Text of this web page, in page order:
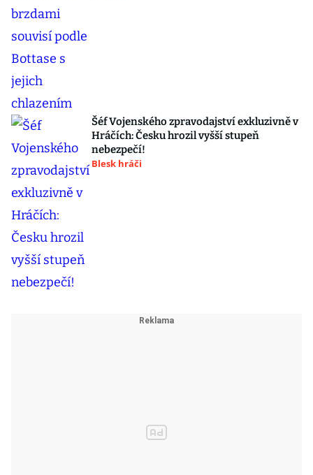
Šéf Vojenského zpravodajství exkluzivně v
Hráčích: Česku hrozil vyšší stupeň
nebezpečí!
Blesk hráči